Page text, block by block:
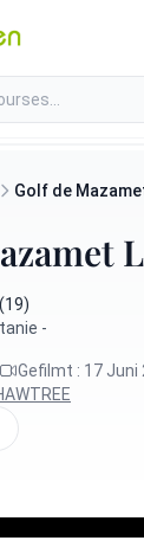
Golf de
-
Gefilmt : 17 Juni